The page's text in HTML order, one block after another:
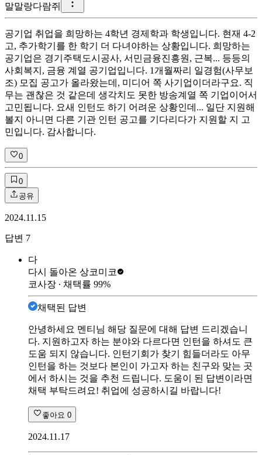
말말랑다람쥐
공기업 취업을 희망하는 4학년 경제학과 학생입니다. 현재 4-2
고, 추가학기를 한 학기 더 다녀야하는 상황입니다. 희망하는
공기업은 경기주택도시공사, 서민금융진흥원, 근복... 등등의
사회복지, 금융 계열 공기업입니다. 1개월짜리 일경험(사무보
조) 모집 공고가 올라왔는데, 미디어 쪽 사기업이더라구요. 직
무는 괜찮은 것 같은데 생각치도 못한 방송계열 쪽 기업이어서
고민됩니다. 요새 인턴도 하기 어려운 상황인데... 일단 지원해
볼지 아니면 다른 기관 인턴 공고를 기다리다가 지원할 지 고
민입니다. 감사합니다.
0
0
공유
2024.11.15
답변 7
다
다시 돌아온 상코미코
코사장 ∙ 채택률 99%
채택된 답변
안녕하세요 멘티님 해당 질문에 대해 답변 드리겠습니
다. 지원하고자 하는 분야와 다르다면 인턴을 하셔도 큰
도움 되지 않습니다. 인턴기회가 찾기 힘들더라도 아무
인턴을 하는 것보다 본인이 가고자 하는 친구와 맞는 곳
에서 하시는 것을 추천 드립니다. 도움이 된 답변이라면
채택 부탁드려요! 취업에 성공하시길 바랍니다!
좋아요 0
2024.11.17